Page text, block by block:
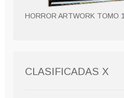
HORROR ARTWORK TOMO 1
CLASIFICADAS X